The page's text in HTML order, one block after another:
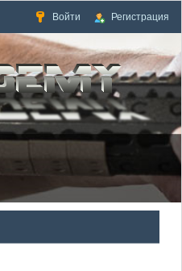
Войти Регистрация